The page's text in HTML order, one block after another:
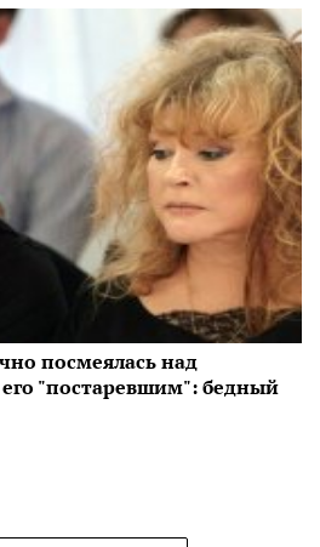
посмеялась над
"постаревшим": бедный